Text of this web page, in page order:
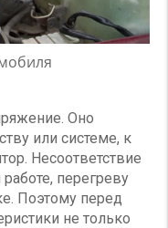
Оно
или системе, к
Несоответствие
перегреву
Поэтому перед
не только